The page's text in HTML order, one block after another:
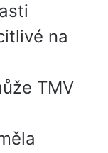
na
TMV